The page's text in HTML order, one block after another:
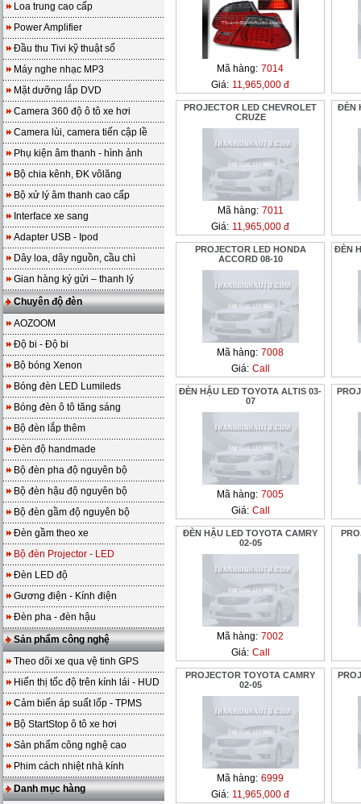
Loa trung cao cấp
Power Amplifier
Đầu thu Tivi kỹ thuật số
Máy nghe nhạc MP3
Mặt dưỡng lắp DVD
Camera 360 độ ô tô xe hơi
Camera lùi, camera tiến cập lề
Phụ kiện âm thanh - hình ảnh
Bộ chia kênh, ĐK vôlăng
Bộ xử lý âm thanh cao cấp
Interface xe sang
Adapter USB - Ipod
Dây loa, dây nguồn, cầu chì
Gian hàng ký gửi – thanh lý
Chuyên độ đèn
AOZOOM
Độ bi - Độ bi
Bộ bóng Xenon
Bóng đèn LED Lumileds
Bóng đèn ô tô tăng sáng
Bộ đèn lắp thêm
Đèn độ handmade
Bộ đèn pha độ nguyên bộ
Bộ đèn hậu độ nguyên bộ
Bộ đèn gầm độ nguyên bộ
Đèn gầm theo xe
Bộ đèn Projector - LED
Đèn LED độ
Gương điện - Kính điện
Đèn pha - đèn hậu
Sản phẩm công nghệ
Theo dõi xe qua vệ tinh GPS
Hiển thị tốc độ trên kính lái - HUD
Cảm biến áp suất lốp - TPMS
Bộ StartStop ô tô xe hơi
Sản phẩm công nghệ cao
Phim cách nhiệt nhà kính
Danh mục hàng
Mã hàng: 7014
Giá: 11,965,000 đ
PROJECTOR LED CHEVROLET
CRUZE
Mã hàng: 7011
Giá: 11,965,000 đ
ĐÈN
PROJECTOR LED HONDA
ACCORD 08-10
Mã hàng: 7008
Giá: Call
ĐÈN
ĐÈN HẬU LED TOYOTA ALTIS 03-
07
Mã hàng: 7005
Giá: Call
ĐÈN HẬU LED TOYOTA CAMRY
02-05
Mã hàng: 7002
Giá: Call
PROJECTOR TOYOTA CAMRY
02-05
Mã hàng: 6999
Giá: 11,965,000 đ